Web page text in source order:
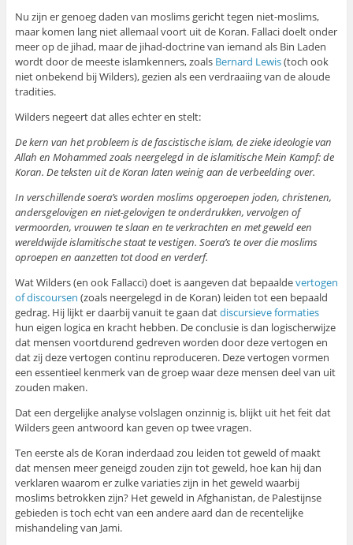
Nu zijn er genoeg daden van moslims gericht tegen niet-moslims,
maar komen lang niet allemaal voort uit de Koran. Fallaci doelt onder
meer op de jihad, maar de jihad-doctrine van iemand als Bin Laden
wordt door de meeste islamkenners, zoals Bernard Lewis(toch ook
niet onbekend bij Wilders), gezien als een verdraaiing van de aloude
tradities.
Wilders negeert dat alles echter en stelt:
De kern van het probleem is de fascistische islam, de zieke ideologie van
Allah en Mohammed zoals neergelegd in de islamitische Mein Kampf: de
Koran. De teksten uit de Koran laten weinig aan de verbeelding over.
In verschillende soera’s worden moslims opgeroepen joden, christenen,
andersgelovigen en niet-gelovigen te onderdrukken, vervolgen of
vermoorden, vrouwen te slaan en te verkrachten en met geweld een
wereldwijde islamitische staat te vestigen. Soera’s te over die moslims
oproepen en aanzetten tot dood en verderf.
Wat Wilders (en ook Fallacci) doet is aangeven dat bepaaldevertogen
of discoursen (zoals neergelegd in de Koran) leiden tot een bepaald
gedrag. Hij lijkt er daarbij vanuit te gaan datdiscursieve formaties
hun eigen logica en kracht hebben. De conclusie is dan logischerwijze
dat mensen voortdurend gedreven worden door deze vertogen en
dat zij deze vertogen continu reproduceren. Deze vertogen vormen
een essentieel kenmerk van de groep waar deze mensen deel van uit
zouden maken.
Dat een dergelijke analyse volslagen onzinnig is, blijkt uit het feit dat
Wilders geen antwoord kan geven op twee vragen.
Ten eerste als de Koran inderdaad zou leiden tot geweld of maakt
dat mensen meer geneigd zouden zijn tot geweld, hoe kan hij dan
verklaren waarom er zulke variaties zijn in het geweld waarbij
moslims betrokken zijn? Het geweld in Afghanistan, de Palestijnse
gebieden is toch echt van een andere aard dan de recentelijke
mishandeling van Jami.